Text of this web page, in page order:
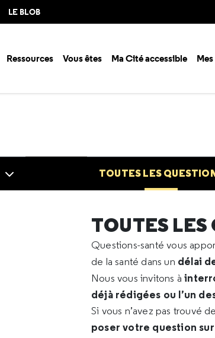
LE BLOB
Ressources Vous êtes Ma Cité accessible
TOUTES LES
TOUTES
Questions-santé vous
de la santé dans un délai
Nous vous invitons à
déjà rédigées ou l’un
Si vous n’avez pas trouvé
poser votre question